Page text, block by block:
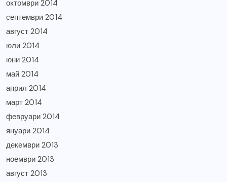
октомври 2014
септември 2014
август 2014
юли 2014
юни 2014
май 2014
април 2014
март 2014
февруари 2014
януари 2014
декември 2013
ноември 2013
август 2013